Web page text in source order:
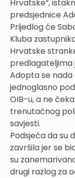
Hrvatske“,
predsjednice
Prijedlog će
Kluba
Hrvatske
predlagateljima
Adopta se
jednoglasno
OIB-u, a ne
trenutačnog
savjesti.
Podsjeća da su
završila jer se
su
drugi razlog za